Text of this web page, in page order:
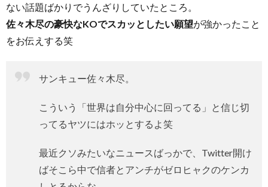
ない話題ばかりでうんざりしていたところ。
佐々木尽の豪快なKOでスカッとしたい願望が強かったこと
をお伝えする笑
サンキュー佐々木尽。
こういう「世界は自分中心に回ってる」と信じ切
ってるヤツにはホッとするよ笑
最近クソみたいなニュースばっかで、Twitter開け
ばそこら中で信者とアンチがゼロヒャクのケンカ